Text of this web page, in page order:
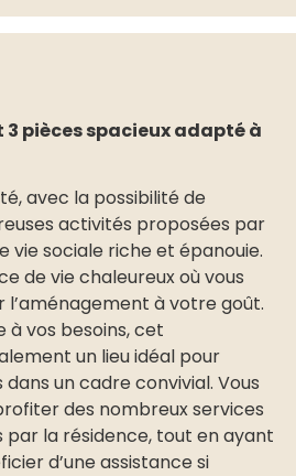
pièces spacieux adapté à
avec la possibilité de
activités proposées par
vie sociale riche et épanouie.
de vie chaleureux où vous
l’aménagement à votre goût.
à vos besoins, cet
un lieu idéal pour
un cadre convivial. Vous
des nombreux services
la résidence, tout en ayant
d’une assistance si